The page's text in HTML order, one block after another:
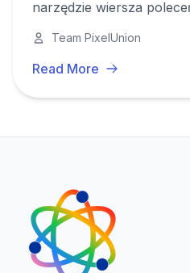
narzędzie wiersza
Team PixelUnion
Read More